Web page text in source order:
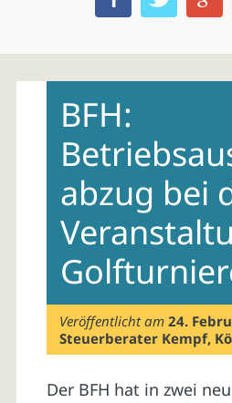
contentBFH:
abzug bei
Veröffentlicht am24.
Steuerberater Kempf,
Der BFH hat in zwei